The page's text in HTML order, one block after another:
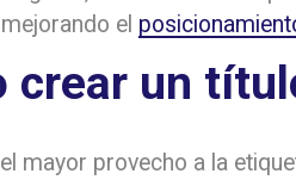
el
crear un
mayor provecho a la